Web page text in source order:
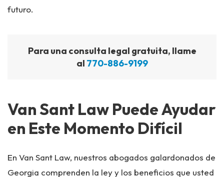
futuro.
Para una consulta legal gratuita, llame
al 770-886-9199
Van Sant Law Puede Ayudar
en Este Momento Difícil
En Van Sant Law, nuestros abogados galardonados de
Georgia comprenden la ley y los beneficios que usted